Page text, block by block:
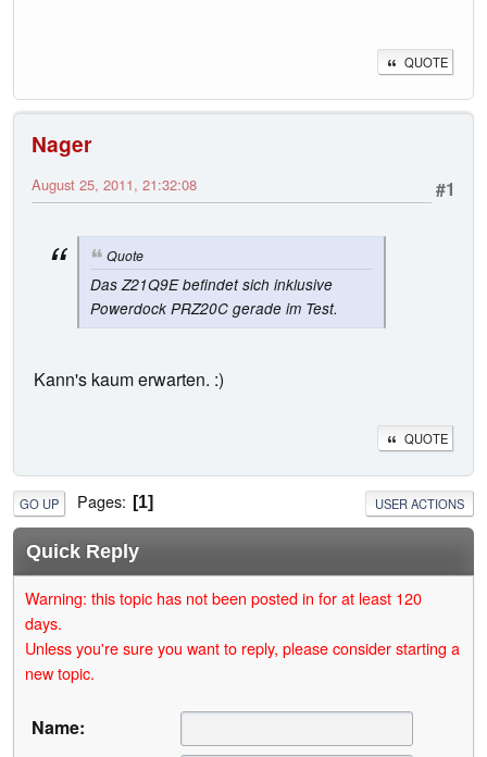
QUOTE
Nager
#1
August 25, 2011, 21:32:08
Quote
Das Z21Q9E befindet sich inklusive
Powerdock PRZ20C gerade im Test.
Kann's kaum erwarten. :)
QUOTE
GO UP Pages 1 USER ACTIONS
Quick Reply
Warning: this topic has not been posted in for at least 120
days.
Unless you're sure you want to reply, please consider starting a
new topic.
Name: